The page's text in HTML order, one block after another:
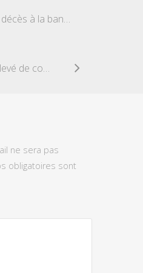
Annonce d’un décès à la banque
Demande d’un relevé de compte
ne sera pas
obligatoires sont